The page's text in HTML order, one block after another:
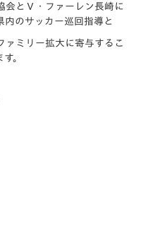
会とＶ・ファーレン長崎に
内のサッカー巡回指導と
ァミリー拡大に寄与するこ
。